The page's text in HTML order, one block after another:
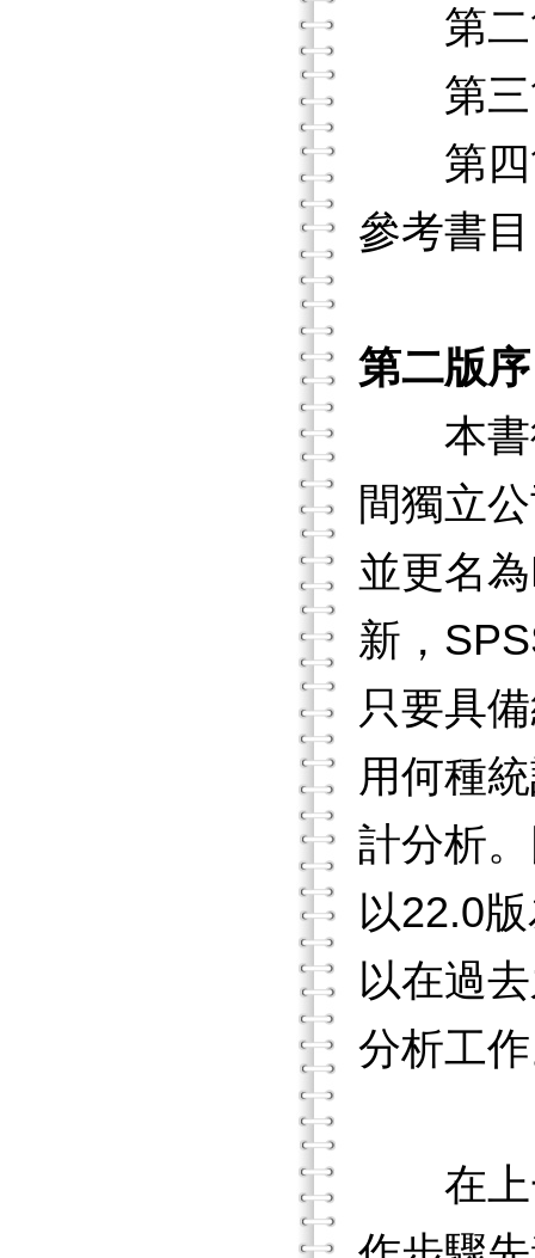
第二
第三
第四
參考書目
第二版序
本書從
間獨立
並更名
新，
只要具
用何種
計分析
以22.0
以在過
分析工
在上一